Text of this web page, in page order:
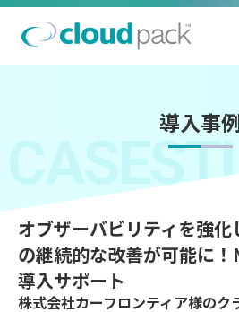
導入事
オブザーバビリティを強
の継続的な改善が可能に
導入サポート
株式会社カーフロンティア様のク